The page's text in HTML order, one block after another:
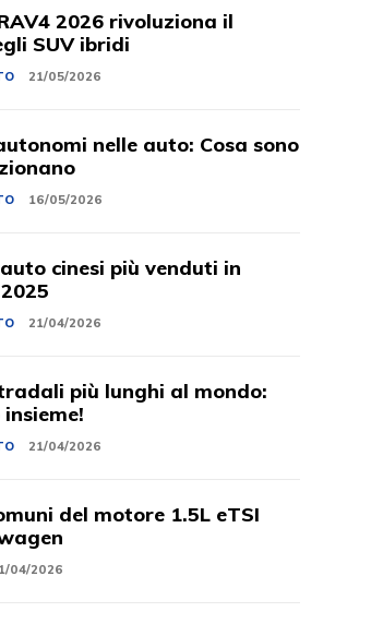
2026 rivoluziona il
SUV ibridi
21/05/2026
nelle auto: Cosa sono
16/05/2026
cinesi più venduti in
21/04/2026
più lunghi al mondo:
21/04/2026
del motore 1.5L eTSI
04/2026